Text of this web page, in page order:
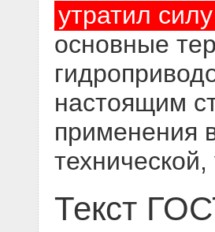
утратил
основные
настоящим
применения
Текст